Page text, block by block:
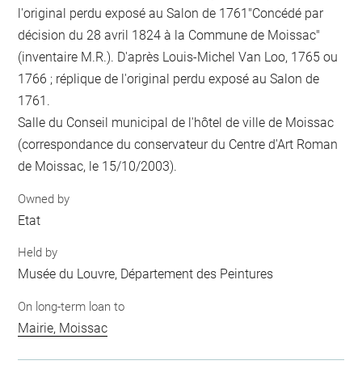
l'original perdu exposé au Salon de 1761"Concédé par
décision du 28 avril 1824 à la Commune de Moissac"
(inventaire M.R.). D'après Louis-Michel Van Loo, 1765 ou
1766 ; réplique de l'original perdu exposé au Salon de
1761.
Salle du Conseil municipal de l'hôtel de ville de Moissac
(correspondance du conservateur du Centre d'Art Roman
de Moissac, le 15/10/2003).
Owned by
Etat
Held by
Musée du Louvre, Département des Peintures
On long-term loan to
Mairie, Moissac